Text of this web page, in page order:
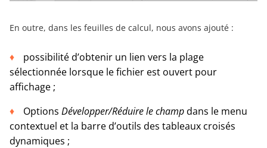
En outre, dans les feuilles de calcul, nous avons ajouté :
possibilité d’obtenir un lien vers la plage
sélectionnée lorsque le fichier est ouvert pour
affichage ;
Options Développer/Réduire le champdans le menu
contextuel et la barre d’outils des tableaux croisés
dynamiques ;